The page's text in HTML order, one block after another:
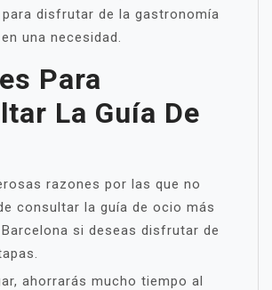
disfrutar de la gastronomía
una necesidad.
Para
La Guía De
razones por las que no
consultar la guía de ocio más
si deseas disfrutar de
ahorrarás mucho tiempo al